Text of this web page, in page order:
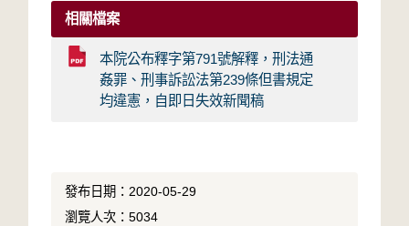
相關檔案
本院公布釋字第791號解釋，刑法通
姦罪、刑事訴訟法第239條但書規定
均違憲，自即日失效新聞稿
發布日期：2020-05-29
瀏覽人次：5034